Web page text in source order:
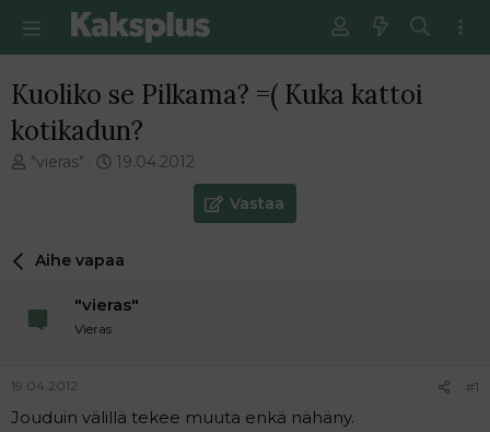
Kuoliko se Pilkama? =( Kuka kattoi
kotikadun?
V
e
t
n
a
"vieras"
E
m
i
i
19.04.2012
Vastaa
Aihe vapaa
"vieras"
Vieras
19.04.2012 #1
Jouduin välillä tekee muuta enkä nähäny.